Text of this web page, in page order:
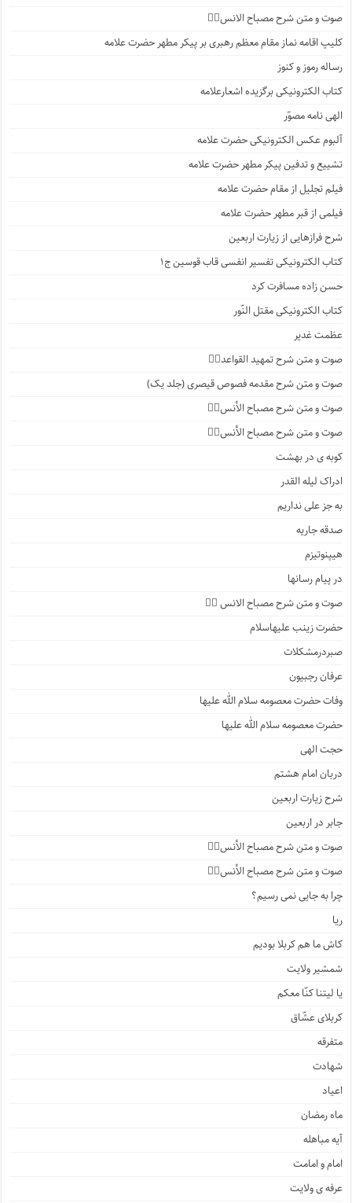
صوت و متن شرح مصباح الانس۸⃣
کلیپ اقامه نماز مقام معظم رهبری بر پیکر مطهر حضرت علامه
رساله رموز و کنوز
کتاب الکترونیکی برگزیده اشعارعلامه
الهی نامه مصوّر
آلبوم عکس الکترونیکی حضرت علامه
تشییع و تدفین پیکر مطهر حضرت علامه
فیلم تجلیل از مقام حضرت علامه
فیلمی از قبر مطهر حضرت علامه
شرح فرازهایی از زیارت اربعین
کتاب الکترونیکی تفسیر انفسی قاب قوسین ج۱
حسن زاده مسافرت کرد
کتاب الکترونیکی مقتل النّور
عظمت غدیر
صوت و متن شرح تمهید القواعد۱️⃣
صوت و متن شرح مقدمه فصوص قیصری (جلد یک)
صوت و متن شرح مصباح الأنس۷️⃣
صوت و متن شرح مصباح الأنس۶️⃣
کوبه ی در بهشت
ادراک لیله القدر
به جز علی نداریم
صدقه جاریه
هیپنوتیزم
در پیام رسانها
صوت و متن شرح مصباح الانس ۵️⃣
حضرت زینب علیهاسلام
صبردرمشکلات
عرفان رجبیون
وفات حضرت معصومه سلام الله علیها
حضرت معصومه سلام الله علیها
حجت الهی
دربان امام هشتم
شرح زیارت اربعین
جابر در اربعین
صوت و متن شرح مصباح الأنس۴️⃣
صوت و متن شرح مصباح الأنس۳️⃣
چرا به جایی نمی رسیم؟
ریا
کاش ما هم کربلا بودیم
شمشیر ولایت
یا لیتنا کنّا معکم
کربلای عشّاق
متفرقه
شهادت
اعیاد
ماه رمضان
آیه مباهله
امام و امامت
عرفه ی ولایت